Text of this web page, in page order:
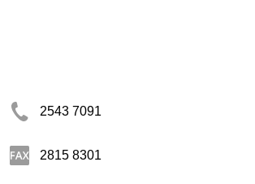
2543 7091
2815 8301